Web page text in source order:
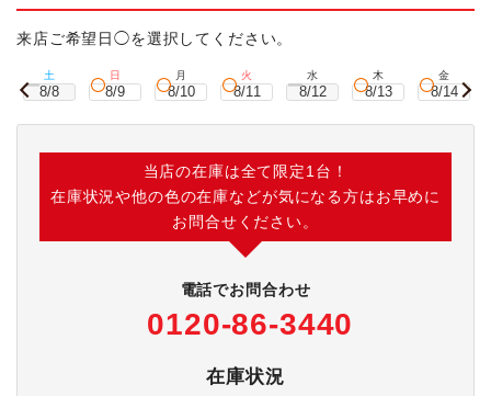
来店ご希望日◯を選択してください。
土
8/8
日
8/9
月
8/10
火
8/11
水
8/12
木
8/13
金
8/14
当店の在庫は全て限定1台！
在庫状況や他の色の在庫などが気になる方はお早めに
お問合せください。
電話でお問合わせ
0120-86-3440
在庫状況